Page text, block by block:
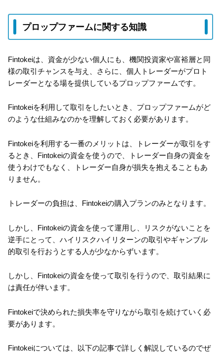
プロップファームに関する知識
Fintokeiは、資金が少ない個人にも、機関投資家や富裕層と同
様の取引チャンスを与え、さらに、個人トレーダーがプロト
レーダーとなる場を提供しているプロップファームです。
Fintokeiを利用して取引をしたいとき、プロップファームがど
のような仕組みなのかを理解しておく必要があります。
Fintokeiを利用する一番のメリットは、トレーダーが取引をす
るとき、Fintokeiの資金を使うので、トレーダー自身の資金を
使うわけでもなく、トレーダー自身が損失を抱えることもあ
りません。
トレーダーの負担は、Fintokeiの購入プランのみとなります。
しかし、Fintokeiの資金を使って運用し、リスクがないことを
逆手にとって、ハイリスクハイリターンの取引やギャンブル
的取引を行おうとする人が少なからずいます。
しかし、Fintokeiの資金を使って取引を行うので、取引結果に
は責任が伴います。
Fintokeiで決められた損失率を守りながら取引を続けていく必
要があります。
Fintokeiについては、以下の記事で詳しく解説しているのでぜ